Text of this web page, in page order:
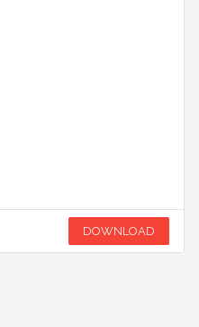
DOWNLOAD